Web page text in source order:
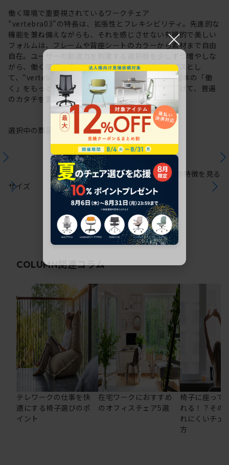
働く環境で重要視されているワークチェア
“vertebra03”の特長は、拡張性とフレキシビリティ。先進的な
機能を兼ね備えながらも、それを感じさせない有機的で美しい
フォルムは、フレームや背座シートのカラーから素材まで自由
自在。ユーザーの創造力を刺激する選択肢を少しずつ増やしな
がら、働く環境や個人の美意識を投影するキャンバスとし
て、“vertebra03”をアップデートしてきました。日本の「働
く」をもっと自由に。これからも私たちは未来に向けて、普遍
のカタチを更新していきます。
選択中の商品情報保証 注意事項
サイズ
シリーズの特徴を見る
COLUMN関連コラム
テレワークの仕事を快
適にする椅子選びのポ
イント
在宅ワークにおすすめ
のオフィスチェア5選
椅子に座って
れる！？その
れにくいチェ
方
×